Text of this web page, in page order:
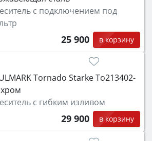
с подключением под
25 900 в корзину
Tornado Starke To213402-
хром
с гибким изливом
29 900 в корзину